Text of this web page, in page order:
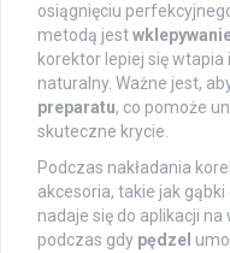
osiągnięciu
metodą jest
korektor lepiej się
naturalny. Ważne jest,
preparatu, co pomoże
skuteczne krycie.
Podczas nakładania
akcesoria, takie jak gąbki
nadaje się do aplikacji
podczas gdy pędzel